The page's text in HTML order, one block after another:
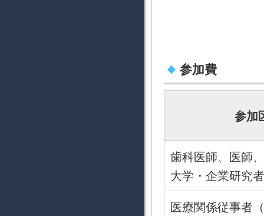
参加費
参加
歯科医師、医師
大学・企業研究
医療関係従事者